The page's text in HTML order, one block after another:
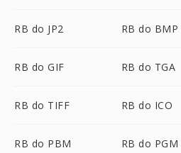
RB do JP2 RB do BMP
RB do GIF RB do TGA
RB do TIFF RB do ICO
RB do PBM RB do PGM